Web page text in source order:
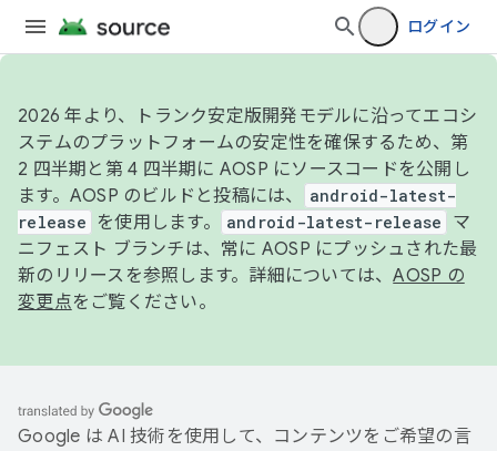
ログイン
2026 年より、トランク安定版開発モデルに沿ってエコシ
ステムのプラットフォームの安定性を確保するため、第
2 四半期と第 4 四半期に AOSP にソースコードを公開し
ます。AOSP のビルドと投稿には、
android-latest-
release
を使用します。 android-latest-release
マ
ニフェスト ブランチは、常に AOSP にプッシュされた最
新のリリースを参照します。詳細については、AOSP の
変更点をご覧ください。
Google は AI 技術を使用して、コンテンツをご希望の言